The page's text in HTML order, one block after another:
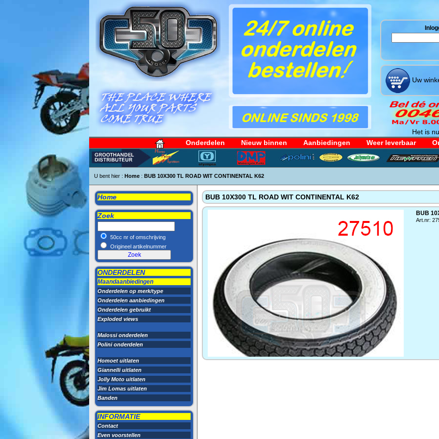
Uw
Het is
Onderdelen
Nieuw binnen Aanbiedingen Weer leverbaar
U bent hier : Home : BUB 10X300 TL ROAD WIT CONTINENTAL K62
Home
Zoek
50cc nr of omschrijving
Origineel artikelnummer
ONDERDELEN
Maandaanbiedingen
Onderdelen op merk/type
Onderdelen aanbiedingen
Onderdelen gebruikt
Exploded views
Malossi onderdelen
Polini onderdelen
Homoet uitlaten
Giannelli uitlaten
Jolly Moto uitlaten
Jim Lomas uitlaten
Banden
INFORMATIE
Contact
Even voorstellen
BUB 10X300 TL ROAD WIT CONTINENTAL K62
BUB
Art.nr: